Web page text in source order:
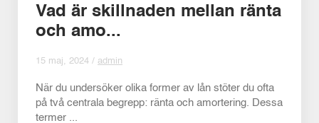
Vad är skillnaden mellan ränta
och amo...
15 maj, 2024 / admin
När du undersöker olika former av lån stöter du ofta
på två centrala begrepp: ränta och amortering. Dessa
termer ...